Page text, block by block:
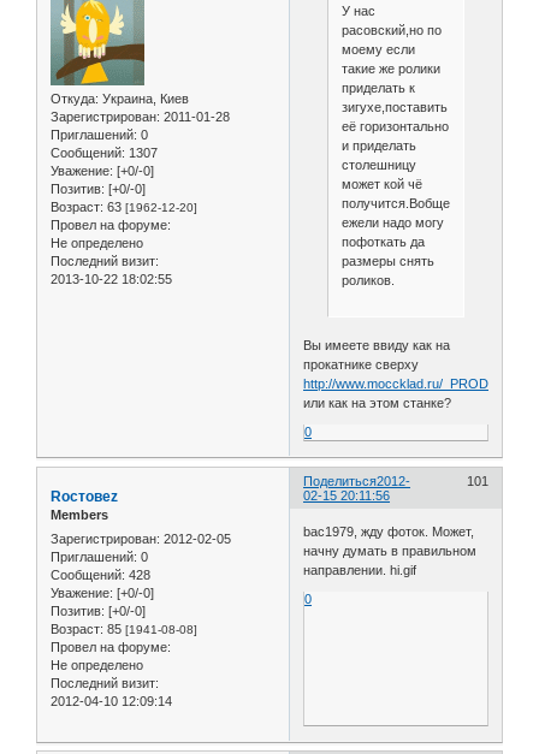
Откуда: Украина, Киев
Зарегистрирован: 2011-01-28
Приглашений: 0
Сообщений: 1307
Уважение: [+0/-0]
Позитив: [+0/-0]
Возраст: 63 [1962-12-20]
Провел на форуме:
Не определено
Последний визит:
2013-10-22 18:02:55
У нас
расовский,но по
моему если
такие же ролики
приделать к
зигухе,поставить
её горизонтально
и приделать
столешницу
может кой чё
получится.Вобщем
ежели надо могу
пофоткать да
размеры снять
роликов.
Вы имеете ввиду как на
прокатнике сверху
http://www.moccklad.ru/
или как на этом станке?
0
Поделиться 101
2012-
02-15 20:11:56
Roстовеz
Members
Зарегистрирован: 2012-02-05
Приглашений: 0
Сообщений: 428
Уважение: [+0/-0]
Позитив: [+0/-0]
Возраст: 85 [1941-08-08]
Провел на форуме:
Не определено
Последний визит:
2012-04-10 12:09:14
bac1979, жду фоток. Может,
начну думать в правильном
направлении. hi.gif
0